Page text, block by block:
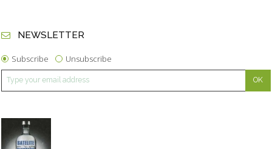
NEWSLETTER
Subscribe Unsubscribe